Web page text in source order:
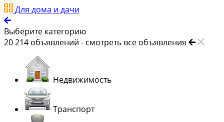
Для дома и дачи
Выберите категорию
20 214 объявлений - смотреть все объявления
Недвижимость
Транспорт